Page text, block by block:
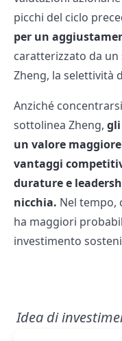
picchi del ciclo
per un
caratterizzato da
Zheng, la selettività
Anziché
sottolinea Zheng,
un valore
vantaggi
durature e
nicchia. Nel tempo,
ha maggiori
investimento
Idea di